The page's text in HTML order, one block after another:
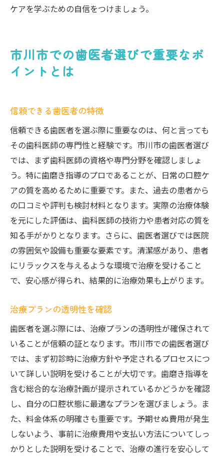
ケアを学ぶための自信をつけましょう。
市川市での歯医者選びで重要なポ
イントとは
信頼できる歯医者の特徴
信頼できる歯医者を選ぶ際に重要なのは、何と言っても
その歯科医師の専門性と経験です。市川市の歯医者選び
では、まず歯科医師の資格や専門分野を確認しましょ
う。特に歯磨き指導のプロであることが、日常の口腔ケ
アの質を高めるために重要です。また、過去の患者から
の口コミや評判も検討材料となります。実際の治療体験
を元にした評価は、歯科医師の技術力や患者対応の質を
知る手がかりとなります。さらに、歯医者選びでは医院
の雰囲気や設備も重要な要素です。清潔感があり、患者
にリラックスを与えるような環境で治療を受けること
で、安心感が得られ、結果的に治療効果も上がります。
治療プランの透明性を確認
歯医者を選ぶ際には、治療プランの透明性が確保されて
いることが信頼の証となります。市川市での歯医者選び
では、まず初診時に治療方針や予定されるプロセスにつ
いて詳しい説明を受けることが大切です。歯磨き指導を
含む総合的な治療計画が提示されているかどうかを確認
し、自分の口腔状態に最適なプランを選びましょう。ま
た、料金体系の明確さも重要です。予期せぬ費用が発生
しないよう、事前に治療費用や支払い方法についてしっ
かりとした説明を受けることで、治療の進行を安心して